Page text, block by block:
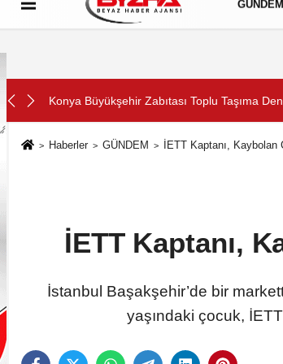
Hakkımızda Künye Çerez Politikası
GÜNDEM
Konya Büyükşehir Zabıtası Toplu Taşıma
Haberler GÜNDEM İETT Kaptanı,
İETT Kaptanı,
İstanbul Başakşehir’de bir
yaşındaki çocuk,